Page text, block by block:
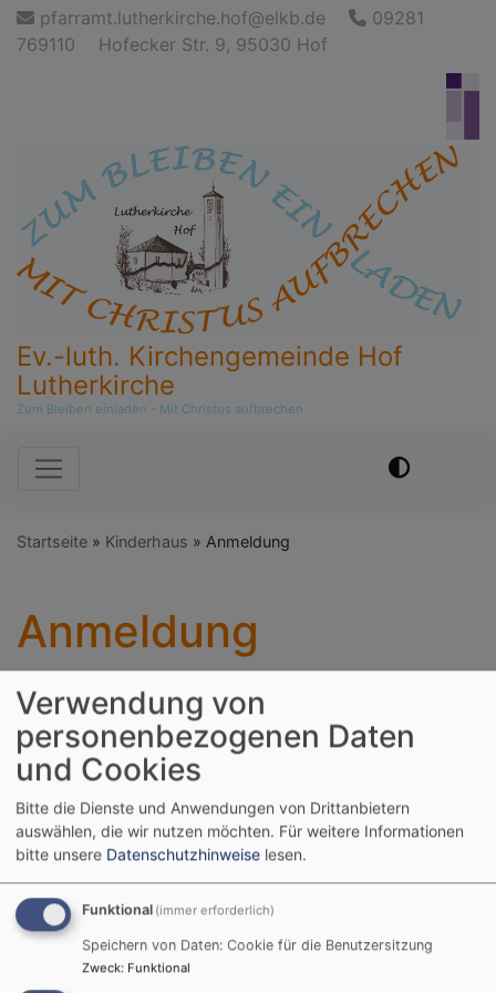
Direkt
zum
pfarramt.lutherkirche.hof@elkb.de
09281
769110
Hofecker Str. 9, 95030 Hof
Ev.-luth. Kirchengemeinde Hof
Lutherkirche
Zum Bleiben einladen - Mit Christus aufbrechen
Hauptnavigation
Startseite Kinderhaus Anmeldung
Anmeldung
Anmeldung
Seit Februar 2025 erfolgt die Anmeldung für einen
zentrale Online-Portal „Mein Kita-Platz im Hofer Land“
(Little Bird).
Dort können Sie Ihr Kind vormerken, mehrere
Einrichtungen gleichzeitig anfragen und den aktuellen
Status Ihrer Anmeldung jederzeit einsehen.
Verwendung von
personenbezogenen Daten
und Cookies
Bitte die Dienste und Anwendungen von Drittanbietern
auswählen, die wir nutzen möchten. Für weitere Informationen
bitte unsere Datenschutzhinweise lesen.
Funktional (immer erforderlich)
Speichern von Daten: Cookie für die Benutzersitzung
Zweck: Funktional